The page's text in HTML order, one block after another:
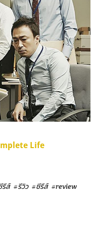
Life
รีส์ #รีวิว #ซีรีส์ #review